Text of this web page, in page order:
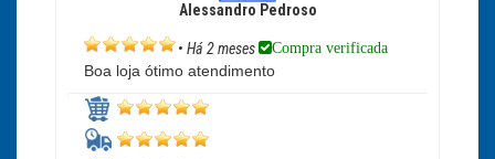
Alessandro Pedroso
• Há 2 meses Compra verificada
Boa loja ótimo atendimento